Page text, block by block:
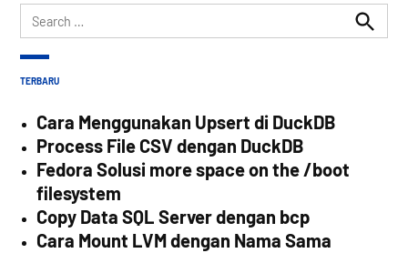
Search
for:
Search
TERBARU
Cara Menggunakan Upsert di DuckDB
Process File CSV dengan DuckDB
Fedora Solusi more space on the /boot
filesystem
Copy Data SQL Server dengan bcp
Cara Mount LVM dengan Nama Sama